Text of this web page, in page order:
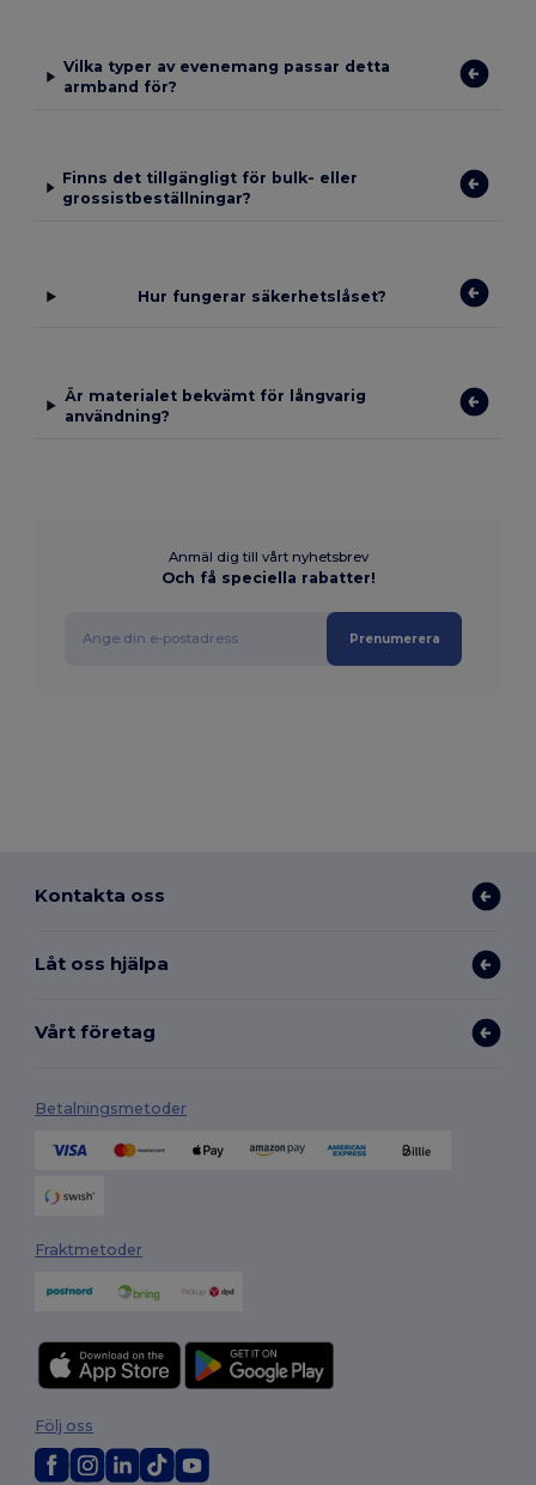
Vilka typer av evenemang passar detta
armband för?
Finns det tillgängligt för bulk- eller
grossistbeställningar?
Hur fungerar säkerhetslåset?
Är materialet bekvämt för långvarig
användning?
Anmäl dig till vårt nyhetsbrev
Och få speciella rabatter!
Prenumerera
Kontakta oss
Låt oss hjälpa
Vårt företag
Betalningsmetoder
Fraktmetoder
Följ oss